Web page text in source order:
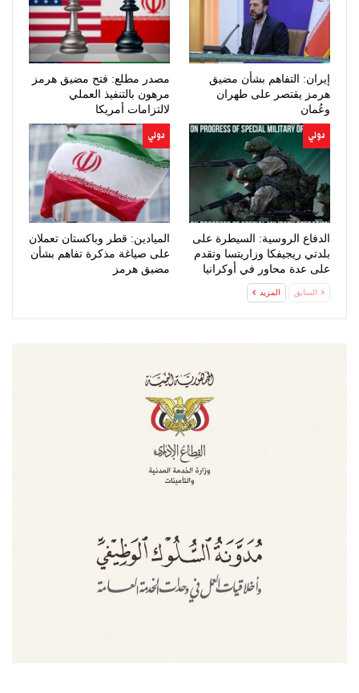
إيران: التفاهم بشأن مضيق
هرمز يقتصر على طهران
وعُمان
مصدر مطلع: فتح مضيق هرمز
مرهون بالتنفيذ العملي
لالتزامات أمريكا
دولي
الدفاع الروسية: السيطرة على
بلدتي ريجيفكا وزاريتسا وتقدم
على عدة محاور في أوكرانيا
دولي
الميادين: قطر وباكستان تعملان
على صياغة مذكرة تفاهم بشأن
مضيق هرمز
السابق المزيد